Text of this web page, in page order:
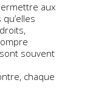
aux
souvent
chaque